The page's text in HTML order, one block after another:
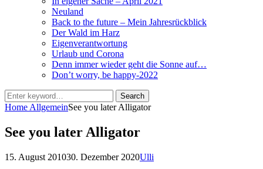
Neuland
Back to the future – Mein Jahresrückblick
Der Wald im Harz
Eigenverantwortung
Urlaub und Corona
Denn immer wieder geht die Sonne auf…
Don’t worry, be happy-2022
Search
for:
Search
Home AllgemeinSee you later Alligator
See you later Alligator
Posted
15. August 201030. Dezember 2020by
Ulli